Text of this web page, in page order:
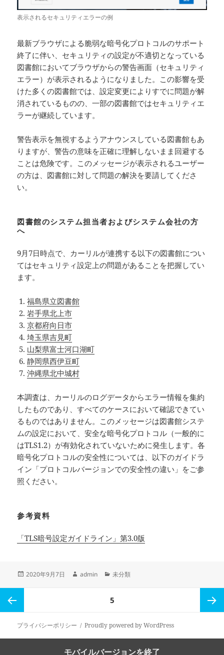
表示されるセキュリティエラーの例
最新ブラウザによる脆弱な暗号化プロトコルのサポート
終了に伴い、セキュリティの設定が不適切となっている
図書館においてブラウザからの警告画面（セキュリティ
エラー）が表示されるようになりました。この影響を受
けた多くの図書館では、設定変更によりすでに問題が解
消されているものの、一部の図書館ではセキュリティエ
ラーが継続しています。
警告表示を無視するようアナウンスしている図書館もあ
りますが、警告の意味を正確に理解しないまま回避する
ことは危険です。 このメッセージが表示されるユーザー
の方は、図書館に対して問題の解決を要請してくださ
い。
図書館のシステム担当者およびシステム会社の方
へ
9月7日時点で、カーリルが連携する以下の図書館につい
てはセキュリティ設定上の問題があることを把握してい
ます。
福島県立図書館
岩手県北上市
京都府向日市
埼玉県吉見町
山梨県富士河口湖町
静岡県西伊豆町
沖縄県北中城村
本調査は、カーリルのログデータからエラー情報を集約
したものであり、すべてのケースにおいて確認できてい
るものではありません。このメッセージは図書館システ
ムの設定において、安全な暗号化プロトコル（一般的に
はTLS1.2）が有効化されていないために発生します。各
暗号化プロトコルの安全性については、以下のガイドラ
イン「プロトコルバージョンでの安全性の違い」をご参
照ください。
参考資料
「TLS暗号設定ガイドライン」第3.0版
投
2020年9月7日
作
admin
カ
リ
未分類
ー
前のペ
ペ
ー
ジ
5
プライバシーポリシー Proudly powered by WordPress
モバイルバージョンを終了